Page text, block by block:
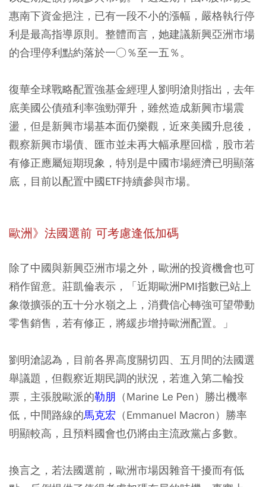
惠南下資金挹注，已有一段不小的漲幅，嚴格執行停
利是最高指導原則。整體而言，她建議新興亞洲市場
的合理停利點約落於一○％至一五％。
復華全球戰略配置強基金經理人劉明滄則指出，去年
底美國公債殖利率強勁彈升，雖然造成新興市場震
盪，但是新興市場基本面仍樂觀，近來美國升息後，
觀察新興市場債、匯市並未再大幅承壓回檔，股市若
有修正應屬短期現象，特別是中國市場經濟已明顯落
底，目前以配置中國ETF持續參與市場。
歐洲》法國選前 可考慮逢低加碼
除了中國與新興亞洲市場之外，歐洲的投資機會也可
稍作留意。莊凱倫表示，「近期歐洲PMI指數已站上
象徵擴張的五十分水嶺之上，消費信心轉強可望帶動
零售銷售，若有修正，將緩步增持歐洲配置。」
劉明滄認為，目前各界高度關切四、五月間的法國選
舉議題，但觀察近期民調的狀況，若進入第二輪投
票，主張脫歐派的勒朋 （Marine Le Pen）勝出機率
低，中間路線的馬克宏 （Emmanuel Macron）勝率
明顯較高，且預料國會也仍將由主流政黨占多數。
換言之，若法國選前，歐洲市場因雜音干擾而有低